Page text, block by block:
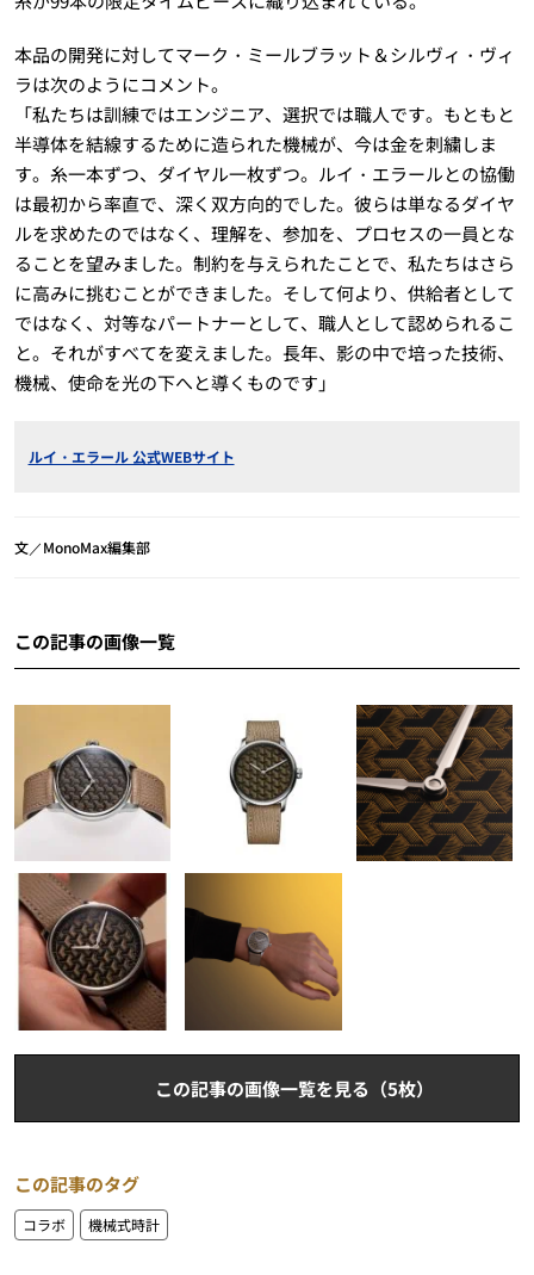
本品の開発に対してマーク・ミールブラット＆シルヴィ・ヴィ
ラは次のようにコメント。
「私たちは訓練ではエンジニア、選択では職人です。もともと
半導体を結線するために造られた機械が、今は金を刺繍しま
す。糸一本ずつ、ダイヤル一枚ずつ。ルイ・エラールとの協働
は最初から率直で、深く双方向的でした。彼らは単なるダイヤ
ルを求めたのではなく、理解を、参加を、プロセスの一員とな
ることを望みました。制約を与えられたことで、私たちはさら
に高みに挑むことができました。そして何より、供給者として
ではなく、対等なパートナーとして、職人として認められるこ
と。それがすべてを変えました。長年、影の中で培った技術、
機械、使命を光の下へと導くものです」
ルイ・エラール 公式WEBサイト
文／MonoMax編集部
この記事の画像一覧
この記事の画像一覧を見る（5枚）
この記事のタグ
コラボ 機械式時計